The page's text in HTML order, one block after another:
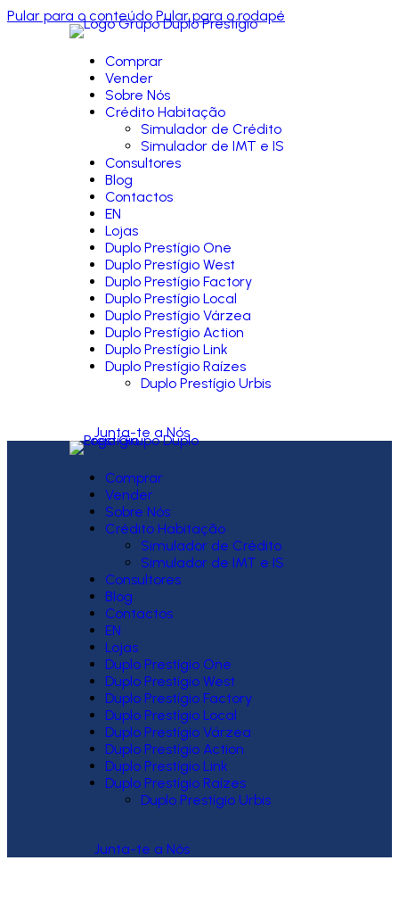
Pular para o conteúdo Pular para o rodapé
Comprar
Vender
Sobre Nós
Crédito Habitação
Simulador de Crédito
Simulador de IMT e IS
Consultores
Blog
Contactos
EN
Lojas
Duplo Prestígio One
Duplo Prestígio West
Duplo Prestígio Factory
Duplo Prestígio Local
Duplo Prestígio Várzea
Duplo Prestígio Action
Duplo Prestígio Link
Duplo Prestígio Raízes
Duplo Prestígio Urbis
Junta-te a Nós
Comprar
Vender
Sobre Nós
Crédito Habitação
Simulador de Crédito
Simulador de IMT e IS
Consultores
Blog
Contactos
EN
Lojas
Duplo Prestígio One
Duplo Prestígio West
Duplo Prestígio Factory
Duplo Prestígio Local
Duplo Prestígio Várzea
Duplo Prestígio Action
Duplo Prestígio Link
Duplo Prestígio Raízes
Duplo Prestígio Urbis
Junta-te a Nós